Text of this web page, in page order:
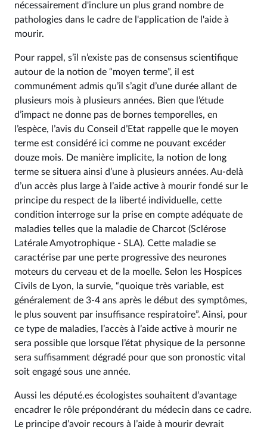
nécessairement d'inclure un plus grand nombre de
pathologies dans le cadre de l'application de l'aide à
mourir.
Pour rappel, s’il n’existe pas de consensus scientifique
autour de la notion de “moyen terme”, il est
communément admis qu’il s’agit d’une durée allant de
plusieurs mois à plusieurs années. Bien que l’étude
d’impact ne donne pas de bornes temporelles, en
l’espèce, l’avis du Conseil d’Etat rappelle que le moyen
terme est considéré ici comme ne pouvant excéder
douze mois. De manière implicite, la notion de long
terme se situera ainsi d’une à plusieurs années. Au-delà
d’un accès plus large à l’aide active à mourir fondé sur le
principe du respect de la liberté individuelle, cette
condition interroge sur la prise en compte adéquate de
maladies telles que la maladie de Charcot (Sclérose
Latérale Amyotrophique - SLA). Cette maladie se
caractérise par une perte progressive des neurones
moteurs du cerveau et de la moelle. Selon les Hospices
Civils de Lyon, la survie, “quoique très variable, est
généralement de 3-4 ans après le début des symptômes,
le plus souvent par insuffisance respiratoire”. Ainsi, pour
ce type de maladies, l’accès à l’aide active à mourir ne
sera possible que lorsque l’état physique de la personne
sera suffisamment dégradé pour que son pronostic vital
soit engagé sous une année.
Aussi les député.es écologistes souhaitent d’avantage
encadrer le rôle prépondérant du médecin dans ce cadre.
Le principe d’avoir recours à l’aide à mourir devrait